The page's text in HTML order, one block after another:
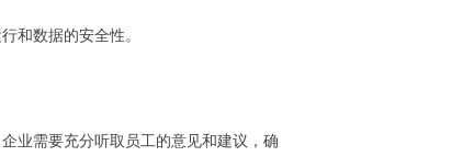
和数据的安全性。
业需要充分听取员工的意见和建议，确